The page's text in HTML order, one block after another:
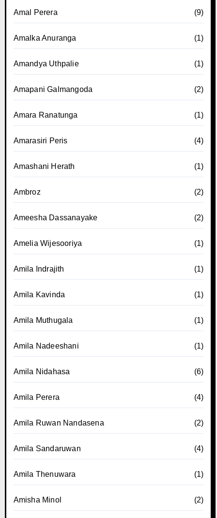
Amal Perera (9)
Amalka Anuranga (1)
Amandya Uthpalie (1)
Amapani Galmangoda (2)
Amara Ranatunga (1)
Amarasiri Peris (4)
Amashani Herath (1)
Ambroz (2)
Ameesha Dassanayake (2)
Amelia Wijesooriya (1)
Amila Indrajith (1)
Amila Kavinda (1)
Amila Muthugala (1)
Amila Nadeeshani (1)
Amila Nidahasa (6)
Amila Perera (4)
Amila Ruwan Nandasena (2)
Amila Sandaruwan (4)
Amila Thenuwara (1)
Amisha Minol (2)